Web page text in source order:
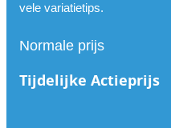
vele variatietips.
Normale prijs
Tijdelijke Actieprijs